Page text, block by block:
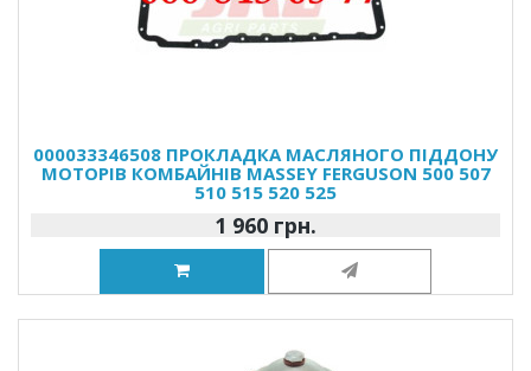
000033346508 ПРОКЛАДКА МАСЛЯНОГО ПІДДОНУ
МОТОРІВ КОМБАЙНІВ MASSEY FERGUSON 500 507
510 515 520 525
1 960 грн.